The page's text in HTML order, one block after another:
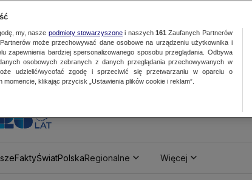
FaktyŚwiatPolskaRegionalne Więcej
my, nasze podmioty stowarzyszonei naszych 161 Zaufanych Partnerów
może przechowywać dane osobowe na urządzeniu użytkownika i
zapewnienia bardziej spersonalizowanego sposobu przeglądania. Odbywa
osobowych zebranych z danych przeglądania przechowywanych w
udzielić/wycofać zgodę i sprzeciwić się przetwarzaniu w oparciu o
klikając przycisk „Ustawienia plików cookie i reklam”.